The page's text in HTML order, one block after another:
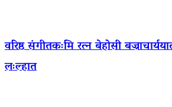
वरिष्ठ संगीतकःमि रत्न बेहोसी
लःल्हात